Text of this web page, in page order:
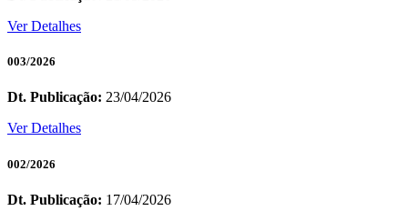
Ver Detalhes
003/2026
Dt. Publicação: 23/04/2026
Ver Detalhes
002/2026
Dt. Publicação: 17/04/2026